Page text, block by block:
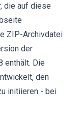
die auf diese
ZIP-Archivdatei
der
enthält. Die
den
initiieren - bei